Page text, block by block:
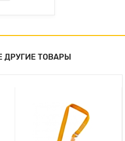
ДРУГИЕ ТОВАРЫ